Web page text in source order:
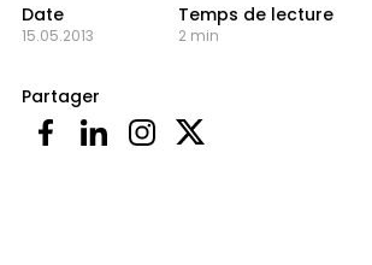
Date
15.05.2013
Temps de lecture
2 min
Partager